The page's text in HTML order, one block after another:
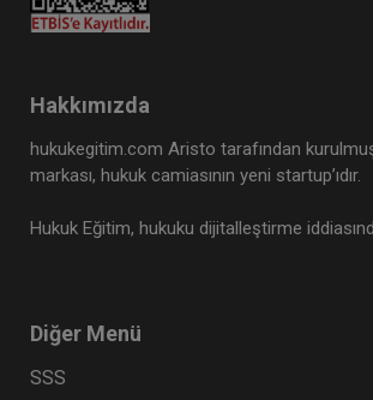
Tüketici Hukuku Enstitüsü
Hakkımızda
hukukegitim.com Aristo tarafından
markası, hukuk camiasının yeni startup’ıdır.
Hukuk Eğitim, hukuku dijitalleştirme
Diğer Menü
SSS